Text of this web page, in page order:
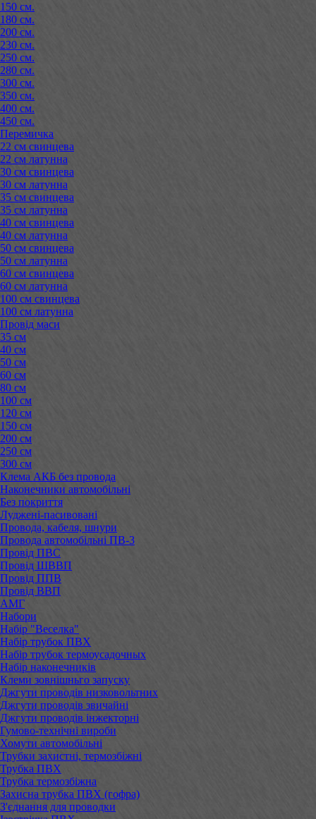
150 см.
180 см.
200 см.
230 см.
250 см.
280 см.
300 см.
350 см.
400 см.
450 см.
Перемичка
22 см свинцева
22 см латунна
30 см свинцева
30 см латунна
35 см свинцева
35 см латунна
40 см свинцева
40 см латунна
50 см свинцева
50 см латунна
60 см свинцева
60 см латунна
100 см свинцева
100 см латунна
Провід маси
35 см
40 см
50 см
60 см
80 см
100 см
120 см
150 см
200 см
250 см
300 см
Клема АКБ без провода
Наконечники автомобільні
Без покриття
Луджені-пасивовані
Провода, кабеля, шнури
Провода автомобільні ПВ-3
Провід ПВС
Провід ШВВП
Провід ППВ
Провід ВВП
АМГ
Набори
Набір "Веселка"
Набір трубок ПВХ
Набір трубок термоусадочных
Набір наконечників
Клеми зовнішньго запуску
Джгути проводів низковольтних
Джгути проводів звичайні
Джгути проводів інжекторні
Гумово-технічні вироби
Хомути автомобільні
Трубки захистні, термозбіжні
Трубка ПВХ
Трубка термозбіжна
Захисна трубка ПВХ (гофра)
З'єднання для проводки